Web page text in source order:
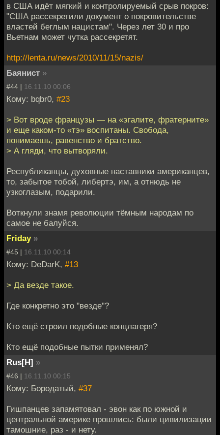
в США идёт мягкий и контролируемый срыв покров:
"США рассекретили документ о покровительстве
властей беглым нацистам". Через лет 30 и про
Вьетнам может чутка рассекретят.
http://lenta.ru/news/2010/11/15/nazis/
Баянист »
#44 | 16.11.10 00:06
Кому: bqbr0, #23
> Вот вроде французы — на «эгалите, фратерните»
и еще каком-то «тэ» воспитаны. Свобода,
понимаешь, равенство и братство.
> А гляди, что вытворяли.
Республиканцы, духовные наставники американцев,
то, забытое тобой, либертэ, им, а отнюдь не
узкоглазым, подарили.
Воткнули знамя революции тёмным народам по
самое не балуйся.
Friday »
#45 | 16.11.10 00:14
Кому: DeDarK, #13
> Да везде такое.
Где конкретно это "везде"?
Кто ещё строил подобные концлагеря?
Кто ещё подобные пытки применял?
Rus[H] »
#46 | 16.11.10 00:15
Кому: Бородатый, #37
Гишпанцев запамятовал - эвон как по южной и
центральной америке прошлись: были цивилизации
тамошние, раз - и нету.